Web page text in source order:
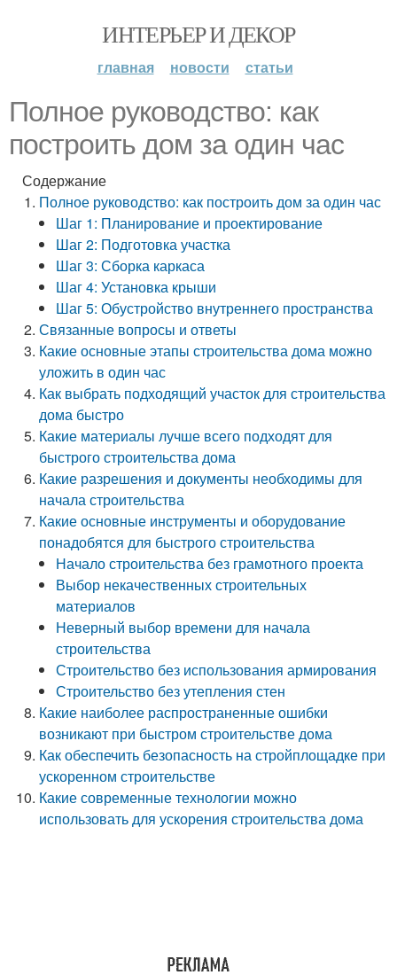
ИНТЕРЬЕР И ДЕКОР
главная новости статьи
Полное руководство: как
построить дом за один час
Содержание
Полное руководство: как построить дом за один час
Шаг 1: Планирование и проектирование
Шаг 2: Подготовка участка
Шаг 3: Сборка каркаса
Шаг 4: Установка крыши
Шаг 5: Обустройство внутреннего пространства
Связанные вопросы и ответы
Какие основные этапы строительства дома можно
уложить в один час
Как выбрать подходящий участок для строительства
дома быстро
Какие материалы лучше всего подходят для
быстрого строительства дома
Какие разрешения и документы необходимы для
начала строительства
Какие основные инструменты и оборудование
понадобятся для быстрого строительства
Начало строительства без грамотного проекта
Выбор некачественных строительных
материалов
Неверный выбор времени для начала
строительства
Строительство без использования армирования
Строительство без утепления стен
Какие наиболее распространенные ошибки
возникают при быстром строительстве дома
Как обеспечить безопасность на стройплощадке при
ускоренном строительстве
Какие современные технологии можно
использовать для ускорения строительства дома